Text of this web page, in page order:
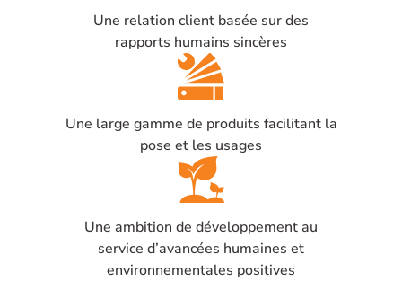
Une relation client basée sur des
rapports humains sincères
Une large gamme de produits facilitant la
pose et les usages
Une ambition de développement au
service d’avancées humaines et
environnementales positives